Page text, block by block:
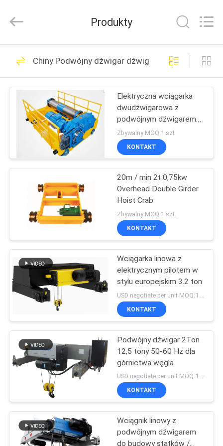
DOM
PRODUKTY
WYCIECZKA
FABRYCE
JAKOŚCI
SKONTAKTUJ
SIĘ
NAMI
POPROSIĆ
WYCENĘ
SITEMAP
Machinery
Rights
Elektryczny wciągnik
linowy
219
Elektryczny wciągnik
łańcuchowy
98
Podwójny dźwigar
dźwigarowy
12
Podnośnik nożny
11
Produkty
Chiny Podwójny dźwigar dźwigarowy
Elektryczna wciągarka
dwudźwigarowa z
podwójnym dźwigarem
5T
Zbywalny MOQ:1 szt
KONTAKT
20m / min 2t 0,75kw
Overhead Double Girder
Hoist Crab
Zbywalny MOQ:1 szt.
KONTAKT
Wciągarka linowa z
elektrycznym pilotem w
stylu europejskim 3.2 ton
KONTAKT
Podwójny dźwigar 2Ton
12,5 tony 50-60 Hz dla
górnictwa węgla
USD negotiate per unit MOQ:1 jednostka
KONTAKT
Wciągnik linowy z
podwójnym dźwigarem
do budowy statków /